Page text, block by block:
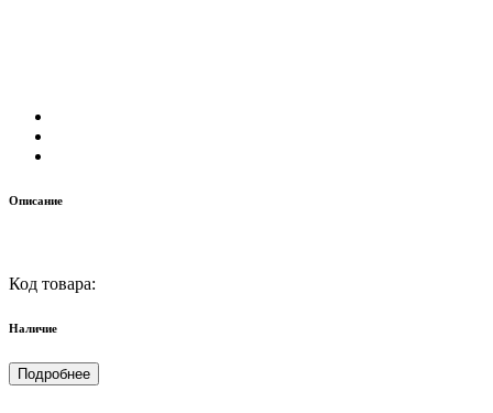
Описание
Код товара:
Наличие
Подробнее